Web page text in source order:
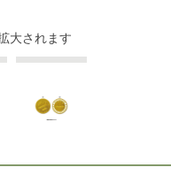
大されます